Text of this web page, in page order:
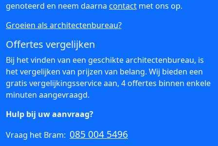
genoteerd en neem daarna contact met ons op.
Groeien als architectenbureau?
Offertes vergelijken
Bij het vinden van een geschikte architectenbureau, is
het vergelijken van prijzen van belang. Wij bieden een
gratis vergelijkingsservice aan, 4 offertes binnen enkele
minuten aangevraagd.
Hulp bij uw aanvraag?
Vraag het Bram: 085 004 5496